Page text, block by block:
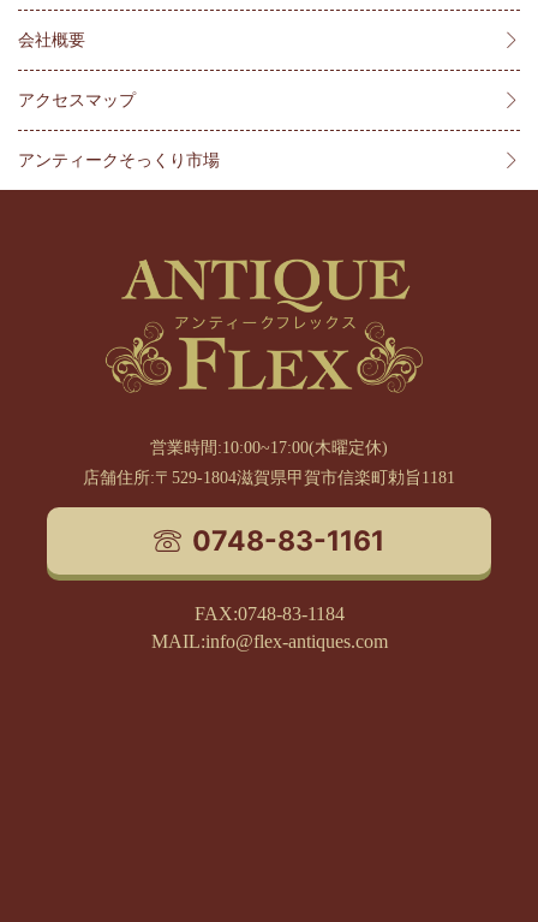
会社概要
アクセスマップ
アンティークそっくり市場
営業時間:10:00~17:00(木曜定休)
店舗住所:〒529-1804滋賀県甲賀市信楽町勅旨1181
0748-83-1161
FAX:0748-83-1184
MAIL:info@flex-antiques.com